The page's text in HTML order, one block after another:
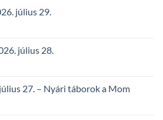
július 29.
július 28.
27. – Nyári táborok a Mom